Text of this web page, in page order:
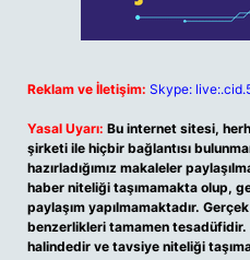
Reklam ve İletişim: Skype:
Yasal Uyarı: Bu internet sitesi,
şirketi ile hiçbir bağlantısı
hazırladığımız makaleler
haber niteliği taşımamakta olup,
paylaşım yapılmamaktadır.
benzerlikleri tamamen
halindedir ve tavsiye niteliği